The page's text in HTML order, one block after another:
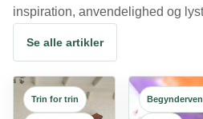
inspiration, anvendelighed og
Se alle artikler
Trin for trin